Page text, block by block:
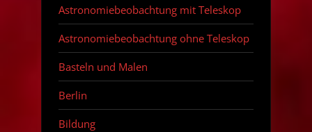
Astronomiebeobachtung mit Teleskop
Astronomiebeobachtung ohne Teleskop
Basteln und Malen
Berlin
Bildung